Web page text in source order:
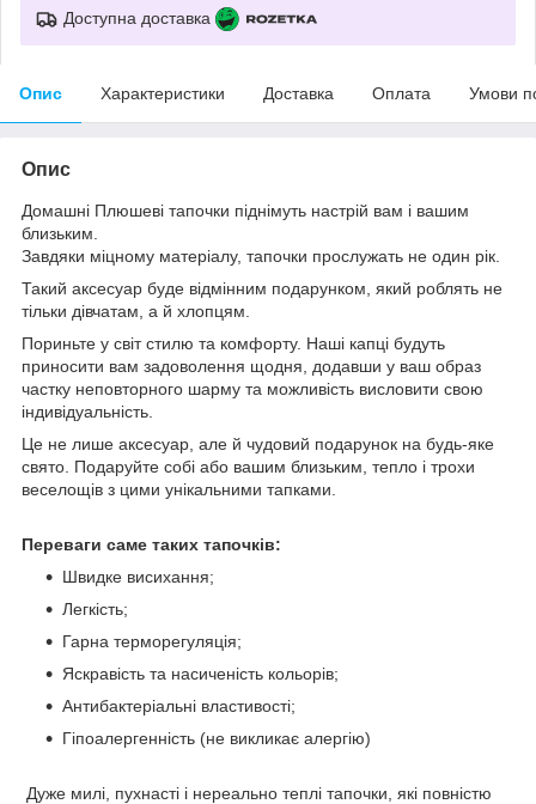
Доступна доставка
Опис Характеристики Доставка Оплата Умови
Опис
Домашні Плюшеві тапочки піднімуть настрій вам і вашим
близьким.
Завдяки міцному матеріалу, тапочки прослужать не один рік.
Такий аксесуар буде відмінним подарунком, який роблять не
тільки дівчатам, а й хлопцям.
Пориньте у світ стилю та комфорту. Наші капці будуть
приносити вам задоволення щодня, додавши у ваш образ
частку неповторного шарму та можливість висловити свою
індивідуальність.
Це не лише аксесуар, але й чудовий подарунок на будь-яке
свято. Подаруйте собі або вашим близьким, тепло і трохи
веселощів з цими унікальними тапками.
Переваги саме таких тапочків:
Швидке висихання;
Легкість;
Гарна терморегуляція;
Яскравість та насиченість кольорів;
Антибактеріальні властивості;
Гіпоалергенність (не викликає алергію)
Дуже милі, пухнасті і нереально теплі тапочки, які повністю